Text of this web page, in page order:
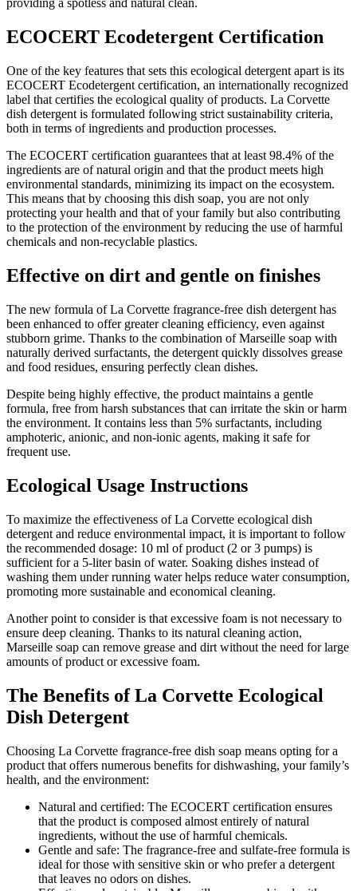
providing a spotless and natural clean.
ECOCERT Ecodetergent Certification
One of the key features that sets this ecological detergent apart is its
ECOCERT Ecodetergent certification, an internationally recognized
label that certifies the ecological quality of products. La Corvette
dish detergent is formulated following strict sustainability criteria,
both in terms of ingredients and production processes.
The ECOCERT certification guarantees that at least 98.4% of the
ingredients are of natural origin and that the product meets high
environmental standards, minimizing its impact on the ecosystem.
This means that by choosing this dish soap, you are not only
protecting your health and that of your family but also contributing
to the protection of the environment by reducing the use of harmful
chemicals and non-recyclable plastics.
Effective on dirt and gentle on finishes
The new formula of La Corvette fragrance-free dish detergent has
been enhanced to offer greater cleaning efficiency, even against
stubborn grime. Thanks to the combination of Marseille soap with
naturally derived surfactants, the detergent quickly dissolves grease
and food residues, ensuring perfectly clean dishes.
Despite being highly effective, the product maintains a gentle
formula, free from harsh substances that can irritate the skin or harm
the environment. It contains less than 5% surfactants, including
amphoteric, anionic, and non-ionic agents, making it safe for
frequent use.
Ecological Usage Instructions
To maximize the effectiveness of La Corvette ecological dish
detergent and reduce environmental impact, it is important to follow
the recommended dosage: 10 ml of product (2 or 3 pumps) is
sufficient for a 5-liter basin of water. Soaking dishes instead of
washing them under running water helps reduce water consumption,
promoting more sustainable and economical cleaning.
Another point to consider is that excessive foam is not necessary to
ensure deep cleaning. Thanks to its natural cleaning action,
Marseille soap can remove grease and dirt without the need for large
amounts of product or excessive foam.
The Benefits of La Corvette Ecological
Dish Detergent
Choosing La Corvette fragrance-free dish soap means opting for a
product that offers numerous benefits for dishwashing, your family’s
health, and the environment:
Natural and certified: The ECOCERT certification ensures
that the product is composed almost entirely of natural
ingredients, without the use of harmful chemicals.
Gentle and safe: The fragrance-free and sulfate-free formula is
ideal for those with sensitive skin or who prefer a detergent
that leaves no odors on dishes.